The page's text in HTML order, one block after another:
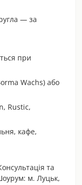
— за
при
Wachs) або
Rustic,
кафе,
та
м. Луцьк,